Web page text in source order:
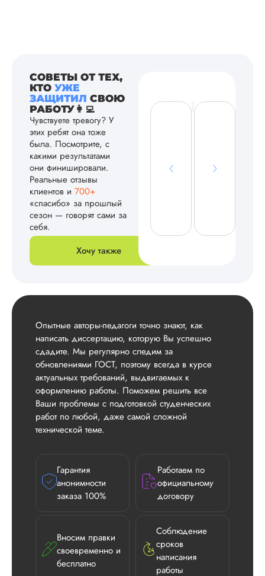
СОВЕТЫ ОТ ТЕХ,
КТО УЖЕ
ЗАЩИТИЛ СВОЮ
РАБОТУ👩‍💻
Чувствуете тревогу? У
этих ребят она тоже
была. Посмотрите, с
какими результатами
они финишировали.
Реальные отзывы
клиентов и 700+
«спасибо» за прошлый
сезон — говорят сами за
себя.
Хочу также
Опытные авторы-педагоги точно знают, как
написать диссертацию, которую Вы успешно
сдадите. Мы регулярно следим за
обновлениями ГОСТ, поэтому всегда в курсе
актуальных требований, выдвигаемых к
оформлению работы. Поможем решить все
Ваши проблемы с подготовкой студенческих
работ по любой, даже самой сложной
технической теме.
Гарантия
анонимности
заказа 100%
Работаем по
официальному
договору
Вносим правки
своевременно и
бесплатно
Соблюдение
сроков
написания
работы